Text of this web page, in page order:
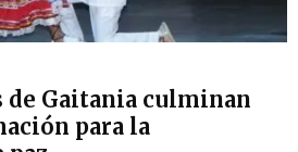
de Gaitania culminan
para la